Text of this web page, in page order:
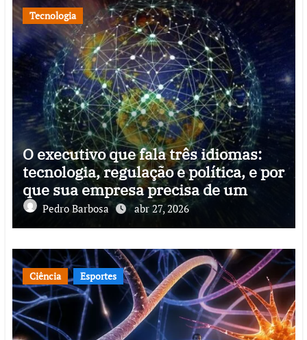
Tecnologia
O executivo que fala três idiomas:
tecnologia, regulação e política, e por
que sua empresa precisa de um
Pedro Barbosa abr 27, 2026
Ciência Esportes